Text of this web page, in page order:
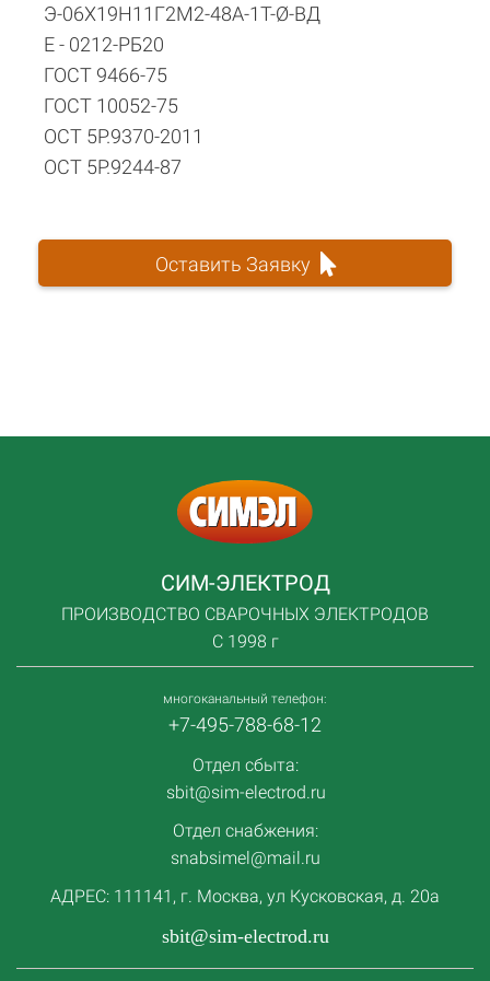
Э-06Х19Н11Г2М2-48А-1Т-Ø-ВД
Е - 0212-РБ20
ГОСТ 9466-75
ГОСТ 10052-75
ОСТ 5Р.9370-2011
ОСТ 5Р.9244-87
Оставить Заявку
СИМ-ЭЛЕКТРОД
ПРОИЗВОДСТВО СВАРОЧНЫХ ЭЛЕКТРОДОВ
С 1998 г
многоканальный телефон:
+7-495-788-68-12
Отдел сбыта:
sbit@sim-electrod.ru
Отдел снабжения:
snabsimel@mail.ru
АДРЕС: 111141, г. Москва, ул Кусковская, д. 20а
sbit@sim-electrod.ru